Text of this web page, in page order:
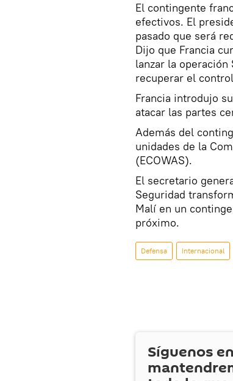
El contingente
efectivos. El
pasado que será
Dijo que Francia
lanzar la
recuperar el
Francia introdujo
atacar las partes
Además del
unidades de la
(ECOWAS).
El secretario
Seguridad
Malí en un
próximo.
Defensa Internacional
Síguenos en